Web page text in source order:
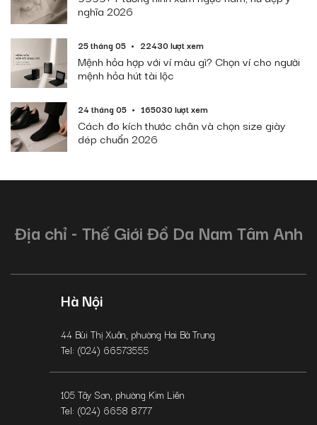
nghĩa 2026
25 tháng 05 22430 lượt xem
Mệnh hỏa hợp với ví màu gì? Chọn ví cho người
mệnh hỏa hút tài lộc
24 tháng 05 165030 lượt xem
Cách đo kích thước chân và chọn size giày
dép chuẩn 2026
Địa chỉ - Thế Giới Đồ Da Nam Tâm Anh
Hà Nội
44 Bùi Thị Xuân, phường Hai Bà Trưng
Tel: (024) 66573555
105 Tây Sơn, phường Kim Liên
Tel: (024) 6658 8777